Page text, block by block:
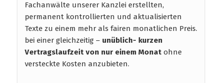
Fachanwälte unserer Kanzlei erstellten,
permanent kontrollierten und aktualisierten
Texte zu einem mehr als fairen monatlichen Preis.
bei einer gleichzeitig – unüblich- kurzen
Vertragslaufzeit von nur einem Monat ohne
versteckte Kosten anzubieten.